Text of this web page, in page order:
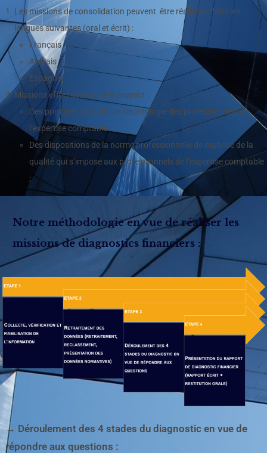
Les missions de consolidation peuvent être réalisées dans les
langues suivantes (oral et écrit) :
Français
Anglais
Espagnol
Missions effectuées dans le respect :
Des principes du Code de Déontologie des professionnels de
l’expertise comptable ;
Des dispositions de la norme professionnelle de maîtrise de la
qualité qui s’impose aux professionnels de l’expertise comptable
;
Notre méthodologie en vue de réaliser les
missions de diagnostics financiers :
→ Déroulement des 4 stades du diagnostic en vue de
répondre aux questions :